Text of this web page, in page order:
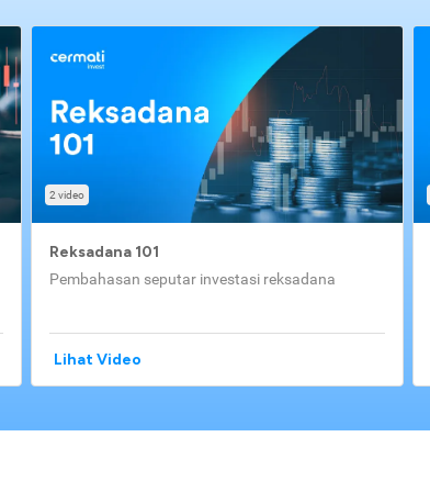
2 video
Reksadana 101
Pembahasan seputar investasi reksadana
Lihat Video